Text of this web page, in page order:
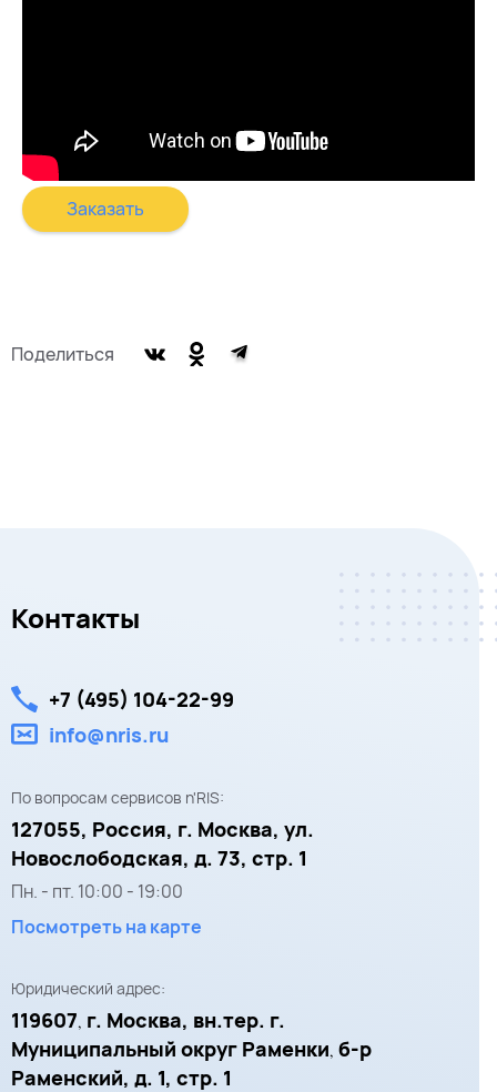
Заказать
Поделиться
Контакты
+7 (495) 104-22-99
info@nris.ru
По вопросам сервисов n'RIS:
127055, Россия, г. Москва, ул.
Новослободская, д. 73, стр. 1
Пн. - пт. 10:00 - 19:00
Посмотреть на карте
Юридический адрес:
119607, г. Москва, вн.тер. г.
Муниципальный округ Раменки, б-р
Раменский, д. 1, стр. 1